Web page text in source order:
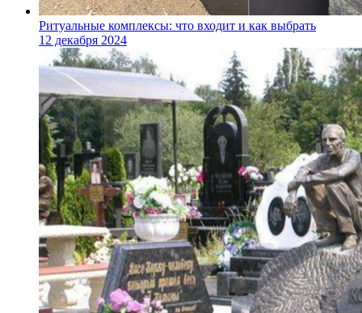
Ритуальные комплексы: что входит и как выбрать
12 декабря 2024